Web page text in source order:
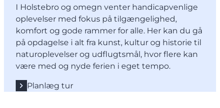
I Holstebro og omegn venter handicapvenlige
oplevelser med fokus på tilgængelighed,
komfort og gode rammer for alle. Her kan du gå
på opdagelse i alt fra kunst, kultur og historie til
naturoplevelser og udflugtsmål, hvor flere kan
være med og nyde ferien i eget tempo.
Planlæg tur